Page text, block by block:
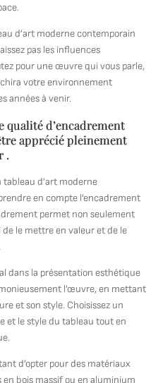
d’art moderne contemporain
pas les influences
pour une œuvre qui vous parle,
votre environnement
années à venir.
qualité d’encadrement
apprécié pleinement
.
tableau d’art moderne
en compte l’encadrement
permet non seulement
le mettre en valeur et de le
dans la présentation esthétique
l’œuvre, en mettant
et son style. Choisissez un
et le style du tableau tout en
d’opter pour des matériaux
bois massif ou en aluminium